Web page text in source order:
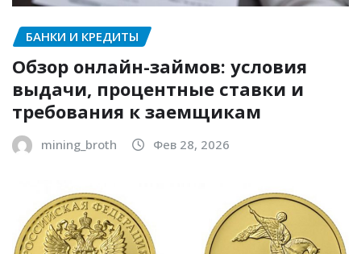
БАНКИ И КРЕДИТЫ
Обзор онлайн-займов: условия
выдачи, процентные ставки и
требования к заемщикам
mining_broth Фев 28, 2026